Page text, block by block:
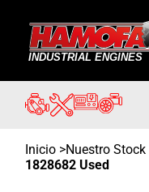
Inicio >Nuestro Stock
1828682 Used